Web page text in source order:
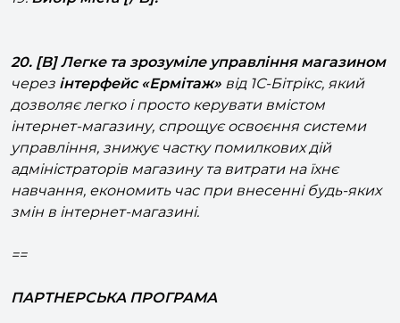
через інтерфейс «Ермітаж»
від 1С-Бітрікс, який
дозволяє легко і просто керувати вмістом
інтернет-магазину, спрощує освоєння системи
управління, знижує частку помилкових дій
адміністраторів магазину та витрати на їхнє
навчання, економить час при внесенні будь-яких
змін в інтернет-магазині.